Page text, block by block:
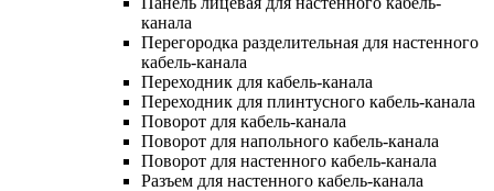
канала
Перегородка разделительная для настенного
кабель-канала
Переходник для кабель-канала
Переходник для плинтусного кабель-канала
Поворот для кабель-канала
Поворот для напольного кабель-канала
Поворот для настенного кабель-канала
Разъем для настенного кабель-канала